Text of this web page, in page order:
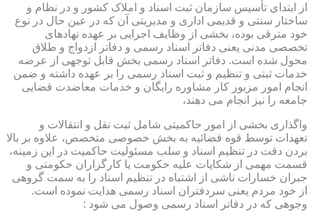
از ابتدای تأسیس سازمان ثبت اسناد و املاک کشور و در نظام و
ساختار سنتی و قدیمی اداری و مدیریتی آن که در عین حال در نوع
خود مترقی بوده، بخشی از وظایف اجرایی بر عهده نهادهای
تخصصی مدنی یعنی دفاتر اسناد رسمی و دفاتر ازدواج و طلاق
محول شده است. دفاتر اسناد رسمی بخش قابل توجهی از عرضه
خدمات ثبتی و تنظیم و ثبت اسناد رسمی را بر عهده داشته و ضمن
انجام امور مزبور کار مشاوره رایگان و خدمات معاضدت قضایی
جامعه را نیز انجام می دهند،
واگذاری بخشی از امور حاکمیتی شامل ثبت نقل و انتقالات و
تعهدات توسط قوه قضائیه به بخش خصوصی متخصص، علاوه بر بالا
بردن دقت در تنظیم اسناد و سلب مسئولیت حاکمیت در این زمینه،
قسمت مهمی از شکایات علیه حکومت یا کارگزاران حکومتی و
جبران خسارات ناشی از اشتباه در تنظیم اسناد را به سمت گروهی
از خود مردم یعنی سردفتران اسناد رسمی هدایت نموده است.
وجوهی که در دفاتر اسناد رسمی وصول می شود :